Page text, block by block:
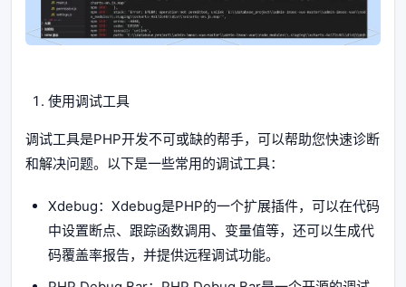
使用调试工具
调试工具是PHP开发不可或缺的帮手，可以帮助您快速诊断
和解决问题。以下是一些常用的调试工具：
Xdebug：Xdebug是PHP的一个扩展插件，可以在代码
中设置断点、跟踪函数调用、变量值等，还可以生成代
码覆盖率报告，并提供远程调试功能。